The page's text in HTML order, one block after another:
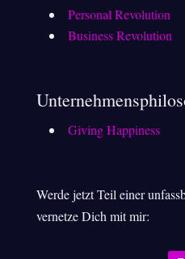
Personal Revolution
Business Revolution
Giving Happiness
Werde jetzt Teil einer
vernetze Dich mit mir: